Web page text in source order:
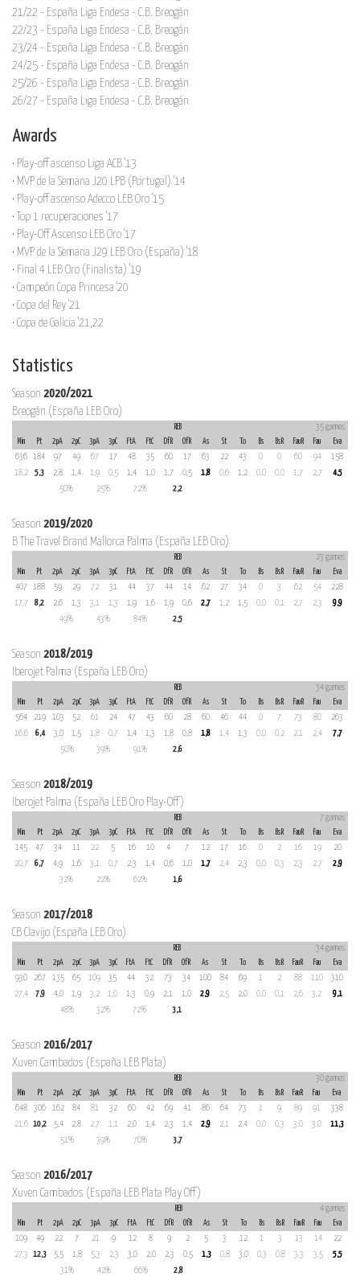
21/22 - España Liga Endesa - C.B. Breogán
22/23 - España Liga Endesa - C.B. Breogán
23/24 - España Liga Endesa - C.B. Breogán
24/25 - España Liga Endesa - C.B. Breogán
25/26 - España Liga Endesa - C.B. Breogán
26/27 - España Liga Endesa - C.B. Breogán
Awards
• Play-off ascenso Liga ACB '13
• MVP de la Semana J20 LPB (Portugal) '14
• Play-off ascenso Adecco LEB Oro '15
• Top 1 recuperaciones '17
• Play-Off Ascenso LEB Oro '17
• MVP de la Semana J29 LEB Oro (España) '18
• Final 4 LEB Oro (Finalista) '19
• Campeón Copa Princesa '20
• Copa del Rey '21
• Copa de Galicia '21,22
Statistics
Season 2020/2021
Breogán (España LEB Oro)
REB
35 games
Min
Pt 2pA 2pC 3pA 3pC FtA FtC DfR OfR As St To Bs BsR FauR Fau
Eva
636
184 97 49 67 17 48 35 60 17 63 22 43 0 0 60 94
158
18,2
5,3 2,8 1,4 1,9 0,5 1,4 1,0 1,7 0,5 1,8 0,6 1,2 0,0 0,0 1,7 2,7
4,5
50%
25% 72% 2,2
Season 2019/2020
B The Travel Brand Mallorca Palma (España LEB Oro)
REB
23 games
Min
Pt 2pA 2pC 3pA 3pC FtA FtC DfR OfR As St To Bs BsR FauR Fau
Eva
407
188 59 29 72 31 44 37 44 14 62 27 34 0 3 62 54
228
17,7
8,2 2,6 1,3 3,1 1,3 1,9 1,6 1,9 0,6 2,7 1,2 1,5 0,0 0,1 2,7 2,3
9,9
49%
43% 84% 2,5
Season 2018/2019
Iberojet Palma (España LEB Oro)
REB
34 games
Min
Pt 2pA 2pC 3pA 3pC FtA FtC DfR OfR As St To Bs BsR FauR Fau
Eva
564
219 103 52 61 24 47 43 60 28 60 46 44 0 7 73 80
263
16,6
6,4 3,0 1,5 1,8 0,7 1,4 1,3 1,8 0,8 1,8 1,4 1,3 0,0 0,2 2,1 2,4
7,7
50%
39% 91% 2,6
Season 2018/2019
Iberojet Palma (España LEB Oro Play-Off)
REB
7 games
Min
Pt 2pA 2pC 3pA 3pC FtA FtC DfR OfR As St To Bs BsR FauR Fau
Eva
145
47 34 11 22 5 16 10 4 7 12 17 16 0 2 16 19
20
20,7
6,7 4,9 1,6 3,1 0,7 2,3 1,4 0,6 1,0 1,7 2,4 2,3 0,0 0,3 2,3 2,7
2,9
32%
22% 62% 1,6
Season 2017/2018
CB Clavijo (España LEB Oro)
REB
34 games
Min
Pt 2pA 2pC 3pA 3pC FtA FtC DfR OfR As St To Bs BsR FauR Fau
Eva
930
267 135 65 109 35 44 32 73 34 100 84 69 1 2 88 110
310
27,4
7,9 4,0 1,9 3,2 1,0 1,3 0,9 2,1 1,0 2,9 2,5 2,0 0,0 0,1 2,6 3,2
9,1
48%
32% 72% 3,1
Season 2016/2017
Xuven Cambados (España LEB Plata)
REB
30 games
Min
Pt 2pA 2pC 3pA 3pC FtA FtC DfR OfR As St To Bs BsR FauR Fau
Eva
648
306 162 84 81 32 60 42 69 41 86 64 73 1 9 89 91
338
21,6 10,2 5,4 2,8 2,7 1,1 2,0 1,4 2,3 1,4 2,9 2,1 2,4 0,0 0,3 3,0 3,0
11,3
51%
39% 70% 3,7
Season 2016/2017
Xuven Cambados (España LEB Plata Play Off)
REB
4 games
Min
Pt 2pA 2pC 3pA 3pC FtA FtC DfR OfR As St To Bs BsR FauR Fau
Eva
109
49 22 7 21 9 12 8 9 2 5 3 12 1 3 13 14
22
27,3
12,3 5,5 1,8 5,3 2,3 3,0 2,0 2,3 0,5 1,3 0,8 3,0 0,3 0,8 3,3 3,5
5,5
31%
42% 66% 2,8